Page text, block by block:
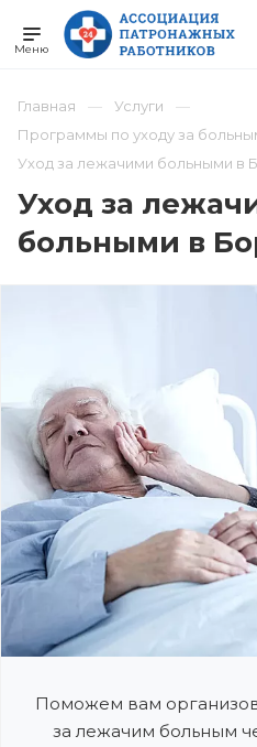
Главная
Услуги
Программы по уходу за
Уход за лежачими больными в
Уход за
больными в
Поможем вам
за лежачим больным